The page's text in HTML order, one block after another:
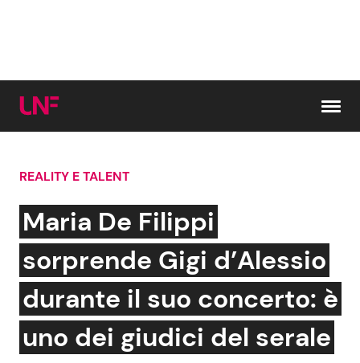
Cerca:
News e Cronaca
Attualità Italiana
Dal Mondo
Gossip e TV
Bellezze VIP
Coppie VIP
REALITY E TALENT
Maria De Filippi
sorprende Gigi d’Alessio
durante il suo concerto: è
uno dei giudici del serale